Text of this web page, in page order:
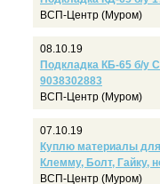
ВСП-Центр (Муром)
08.10.19
Подкладка КБ-65 б/у
9038302883
ВСП-Центр (Муром)
07.10.19
Куплю материалы
Клемму, Болт, Гайку,
ВСП-Центр (Муром)